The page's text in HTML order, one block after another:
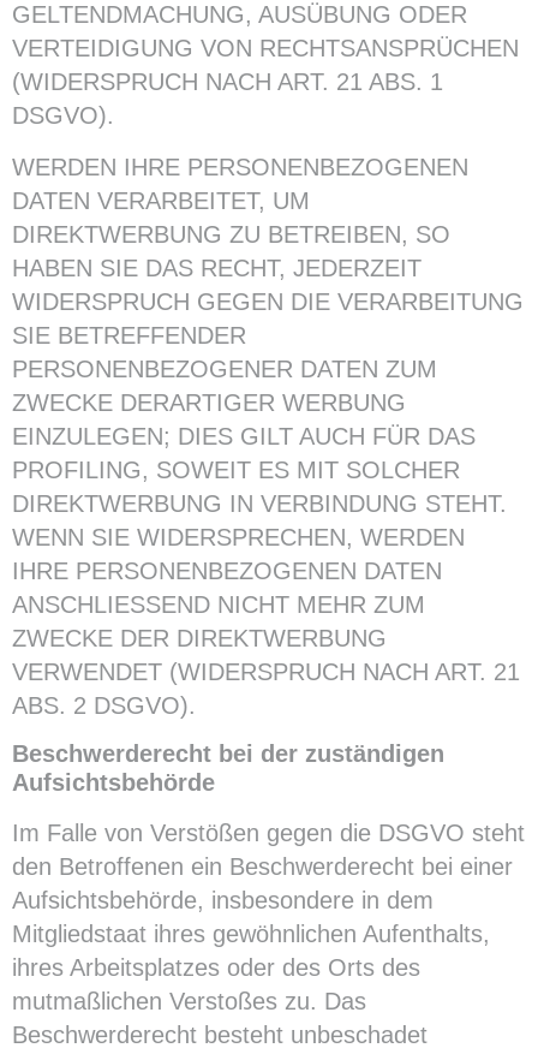
GELTENDMACHUNG, AUSÜBUNG ODER
VERTEIDIGUNG VON RECHTSANSPRÜCHEN
(WIDERSPRUCH NACH ART. 21 ABS. 1
DSGVO).
WERDEN IHRE PERSONENBEZOGENEN
DATEN VERARBEITET, UM
DIREKTWERBUNG ZU BETREIBEN, SO
HABEN SIE DAS RECHT, JEDERZEIT
WIDERSPRUCH GEGEN DIE VERARBEITUNG
SIE BETREFFENDER
PERSONENBEZOGENER DATEN ZUM
ZWECKE DERARTIGER WERBUNG
EINZULEGEN; DIES GILT AUCH FÜR DAS
PROFILING, SOWEIT ES MIT SOLCHER
DIREKTWERBUNG IN VERBINDUNG STEHT.
WENN SIE WIDERSPRECHEN, WERDEN
IHRE PERSONENBEZOGENEN DATEN
ANSCHLIESSEND NICHT MEHR ZUM
ZWECKE DER DIREKTWERBUNG
VERWENDET (WIDERSPRUCH NACH ART. 21
ABS. 2 DSGVO).
Beschwerde­recht bei der zuständigen
Aufsichts­behörde
Im Falle von Verstößen gegen die DSGVO steht
den Betroffenen ein Beschwerderecht bei einer
Aufsichtsbehörde, insbesondere in dem
Mitgliedstaat ihres gewöhnlichen Aufenthalts,
ihres Arbeitsplatzes oder des Orts des
mutmaßlichen Verstoßes zu. Das
Beschwerderecht besteht unbeschadet